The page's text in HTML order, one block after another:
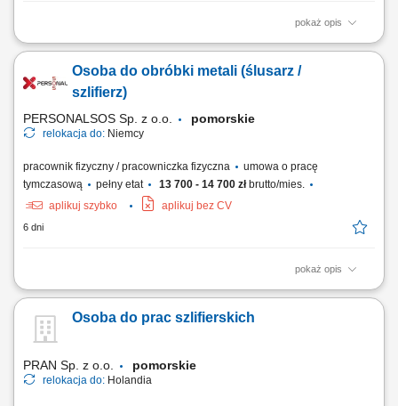
pokaż opis
Obowiązki: Prace przy oczyszczaniu odlewów z aluminium;
zachowanie jego wysokiej jakości;
Osoba do obróbki metali (ślusarz /
szlifierz)
PERSONALSOS Sp. z o.o. pomorskie
relokacja do: Niemcy
pracownik fizyczny / pracowniczka fizyczna
umowa o pracę
tymczasową
pełny etat 13 700 - 14 700 złbrutto/mies.
aplikuj szybko
aplikuj bez CV
6 dni
pokaż opis
Opis stanowiska: Realizacja zadań z obszaru mechanicznego
wyrównywanie krawędzi ręczną szlifierką kątową; Nakładanie
technicznych powłok chroniących materiał przed czynnikami
Osoba do prac szlifierskich
PRAN Sp. z o.o. pomorskie
relokacja do: Holandia